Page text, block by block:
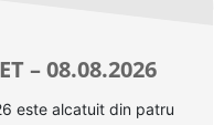
– 08.08.2026
este alcatuit din patru